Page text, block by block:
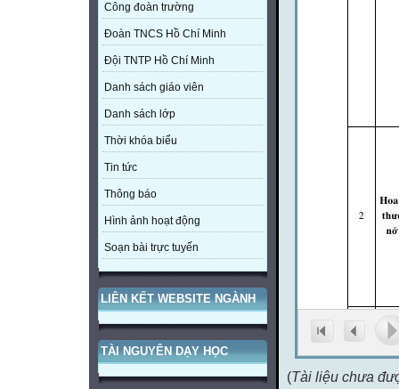
Công đoàn trường
Đoàn TNCS Hồ Chí Minh
Đội TNTP Hồ Chí Minh
Danh sách giáo viên
Danh sách lớp
Thời khóa biểu
Tin tức
Thông báo
Hình ảnh hoạt động
Soạn bài trực tuyến
LIÊN KẾT WEBSITE NGÀNH
TÀI NGUYÊN DẠY HỌC
(Tài liệu chưa